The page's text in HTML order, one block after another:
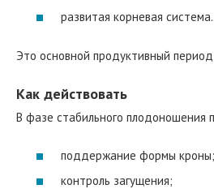
развитая корневая система.
Это основной продуктивный
Как действовать
В фазе стабильного плодоношения
поддержание формы кроны;
контроль загущения;